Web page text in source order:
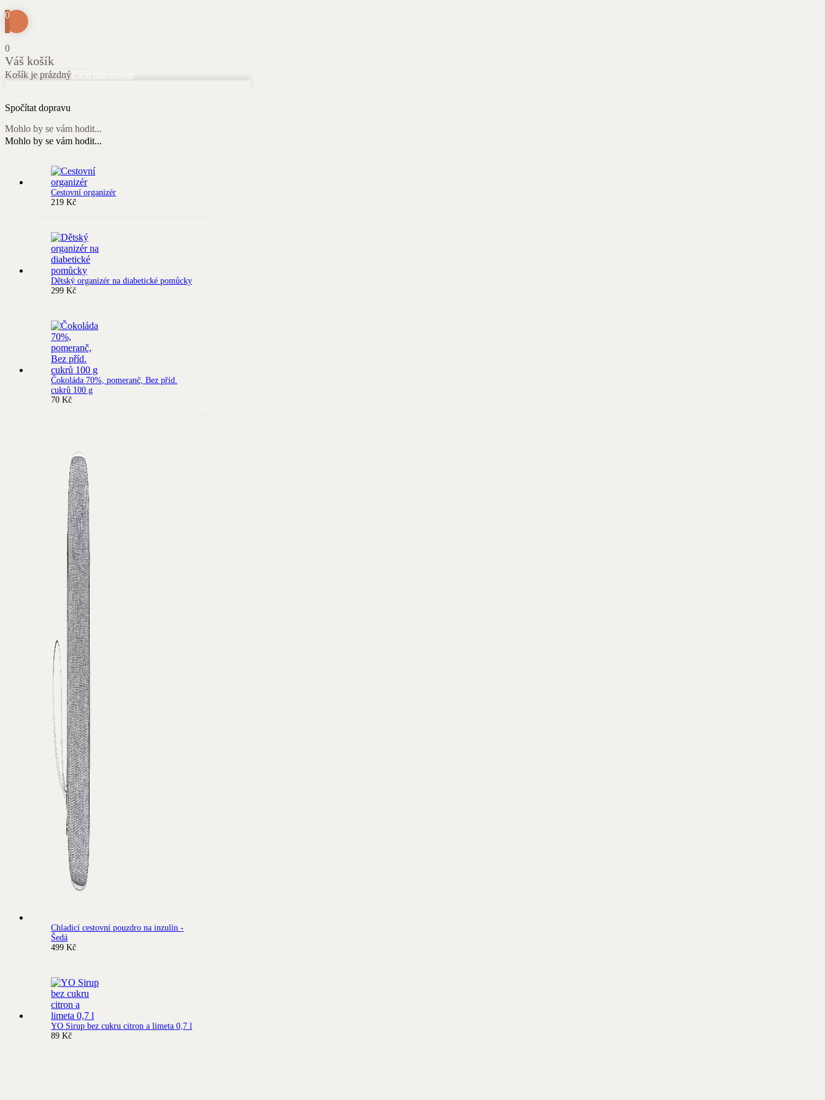
0
0
Váš košík
Košík je prázdnýZačít nakupovat
Spočítat dopravu
Mohlo by se vám hodit...
Mohlo by se vám hodit...
Cestovní organizér
219 Kč
Dětský organizér na diabetické pomůcky
299 Kč
Čokoláda 70%, pomeranč, Bez příd.
cukrů 100 g
70 Kč
Chladicí cestovní pouzdro na inzulín -
Šedá
499 Kč
YO Sirup bez cukru citron a limeta 0,7 l
89 Kč